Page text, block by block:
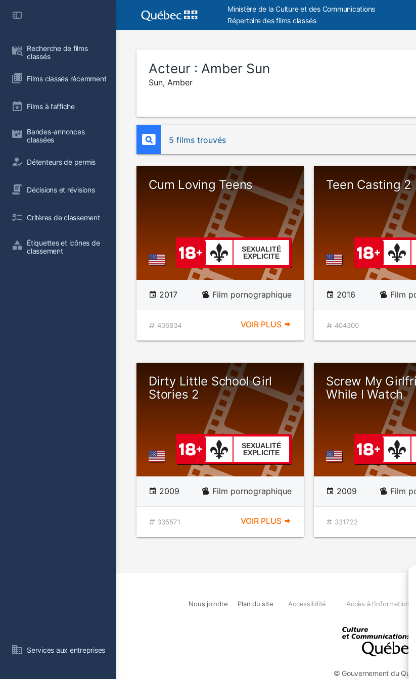
Recherche de films
classés
Films classés récemment
Films à l’affiche
Bandes-annonces
classées
Détenteurs de permis
Décisions et révisions
Critères de classement
Étiquettes et icônes de
classement
Services aux entreprises
Ministère de la Culture et des Communications
Répertoire des films classés
Acteur : Amber Sun
Sun, Amber
5 films trouvés
Cum Loving Teens
SEXUALITÉ
EXPLICITE
2017 Film pornographique
406834 VOIR PLUS
Teen Casting 2
2016 Film
404300
Dirty Little School Girl
Stories 2
SEXUALITÉ
EXPLICITE
2009 Film pornographique
335571 VOIR PLUS
Screw My
While I Watch
2009 Film
331722
© Gouvernement du
Nous joindre Plan du site Accessibilité Accès à l'information